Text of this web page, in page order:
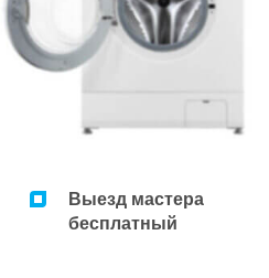
Выезд мастера
бесплатный